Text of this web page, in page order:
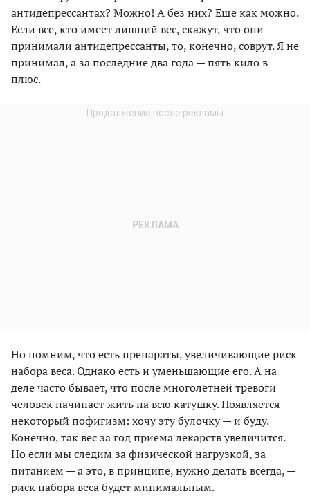
антидепрессантах? Можно! А без них? Еще как можно.
Если все, кто имеет лишний вес, скажут, что они
принимали антидепрессанты, то, конечно, соврут. Я не
принимал, а за последние два года — пять кило в
плюс.
Но помним, что есть препараты, увеличивающие риск
набора веса. Однако есть и уменьшающие его. А на
деле часто бывает, что после многолетней тревоги
человек начинает жить на всю катушку. Появляется
некоторый пофигизм: хочу эту булочку — и буду.
Конечно, так вес за год приема лекарств увеличится.
Но если мы следим за физической нагрузкой, за
питанием — а это, в принципе, нужно делать всегда, —
риск набора веса будет минимальным.